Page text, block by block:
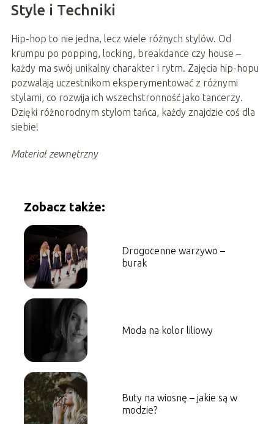
Style i Techniki
Hip-hop to nie jedna, lecz wiele różnych stylów. Od
krumpu po popping, locking, breakdance czy house –
każdy ma swój unikalny charakter i rytm. Zajęcia hip-hopu
pozwalają uczestnikom eksperymentować z różnymi
stylami, co rozwija ich wszechstronność jako tancerzy.
Dzięki różnorodnym stylom tańca, każdy znajdzie coś dla
siebie!
Materiał zewnętrzny
Zobacz także:
Drogocenne warzywo –
burak
Moda na kolor liliowy
Buty na wiosnę – jakie są w
modzie?